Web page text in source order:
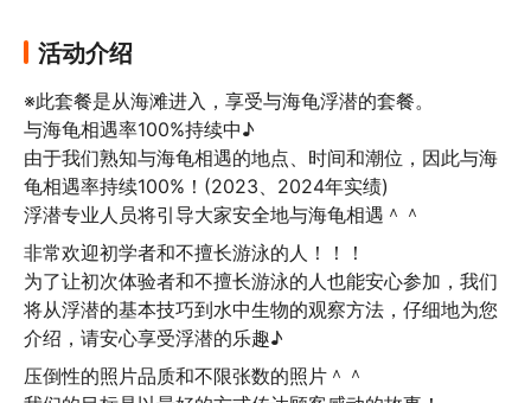
练一整天都很忙，不想强求，但他竟然在下午5点又
特意带我们出去寻找海龟！看到海龟真是梦想成真，
敬业又善良。如果你来宫古岛，他就是最棒的选择！
期待再次光临！
活动介绍
※此套餐是从海滩进入，享受与海龟浮潜的套餐。
与海龟相遇率100%持续中♪
由于我们熟知与海龟相遇的地点、时间和潮位，因此与海
龟相遇率持续100%！(2023、2024年实绩)
浮潜专业人员将引导大家安全地与海龟相遇＾＾
非常欢迎初学者和不擅长游泳的人！！！
为了让初次体验者和不擅长游泳的人也能安心参加，我们
将从浮潜的基本技巧到水中生物的观察方法，仔细地为您
介绍，请安心享受浮潜的乐趣♪
压倒性的照片品质和不限张数的照片＾＾